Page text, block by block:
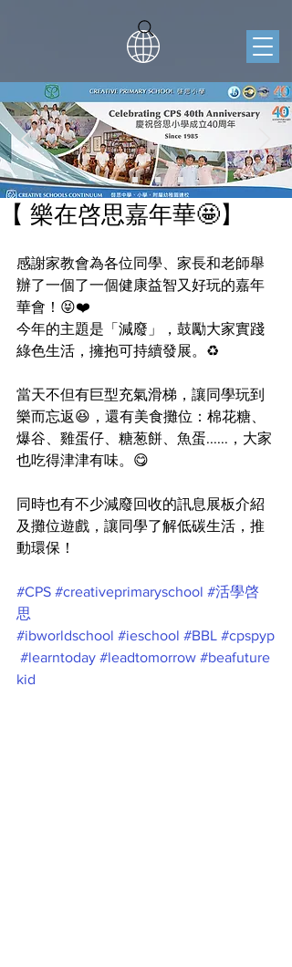
【 樂在啓思嘉年華🤩】
感謝家教會為各位同學、家長和老師舉
辦了一個了一個健康益智又好玩的嘉年
華會！😝❤️
今年的主題是「減廢」，鼓勵大家實踐
綠色生活，擁抱可持續發展。♻️
當天不但有巨型充氣滑梯，讓同學玩到
樂而忘返😆，還有美食攤位：棉花糖、
爆谷、雞蛋仔、糖葱餅、魚蛋......，大家
也吃得津津有味。😋
同時也有不少減廢回收的訊息展板介紹
及攤位遊戲，讓同學了解低碳生活，推
動環保！
#CPS #creativeprimaryschool #活學啓
思
#ibworldschool #ieschool #BBL #cpspyp
#learntoday #leadtomorrow #beafuture
kid